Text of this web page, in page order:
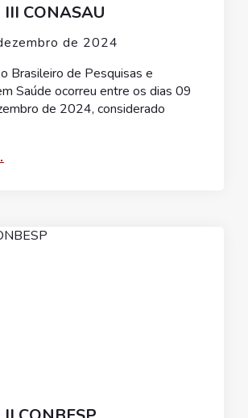
CONASAU
de 2024
Brasileiro de Pesquisas e
Saúde ocorreu entre os dias 09
de 2024, considerado